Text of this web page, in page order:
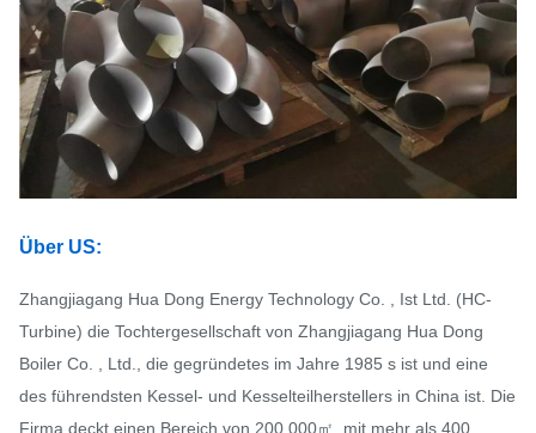
Über US:
Zhangjiagang Hua Dong Energy Technology Co. , Ist Ltd. (HC-
Turbine) die Tochtergesellschaft von Zhangjiagang Hua Dong
Boiler Co. , Ltd., die gegründetes im Jahre 1985 s ist und eine
des führendsten Kessel- und Kesselteilherstellers in China ist. Die
Firma deckt einen Bereich von 200,000㎡, mit mehr als 400